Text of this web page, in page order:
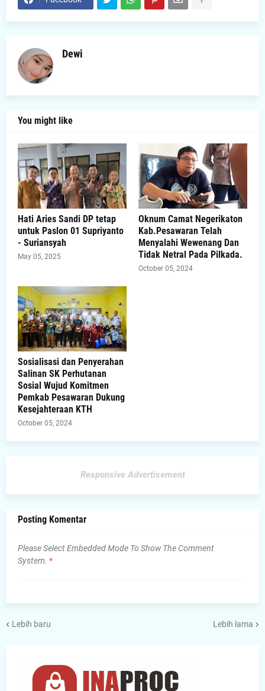
Dewi
You might like
Hati Aries Sandi DP tetap
untuk Paslon 01 Supriyanto
- Suriansyah
May 05, 2025
Oknum Camat Negerikaton
Kab.Pesawaran Telah
Menyalahi Wewenang Dan
Tidak Netral Pada Pilkada.
October 05, 2024
Sosialisasi dan Penyerahan
Salinan SK Perhutanan
Sosial Wujud Komitmen
Pemkab Pesawaran Dukung
Kesejahteraan KTH
October 05, 2024
Responsive Advertisement
Posting Komentar
Please Select Embedded Mode To Show The Comment
System. *
Lebih baru Lebih lama